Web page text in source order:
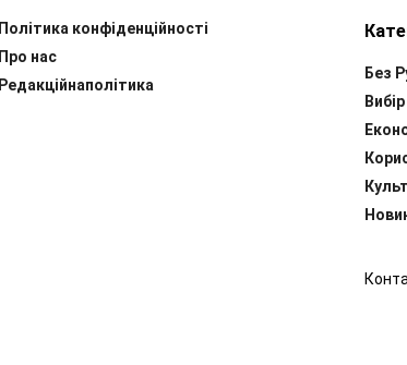
Політика конфіденційності
Про нас
Редакційнаполітика
Без